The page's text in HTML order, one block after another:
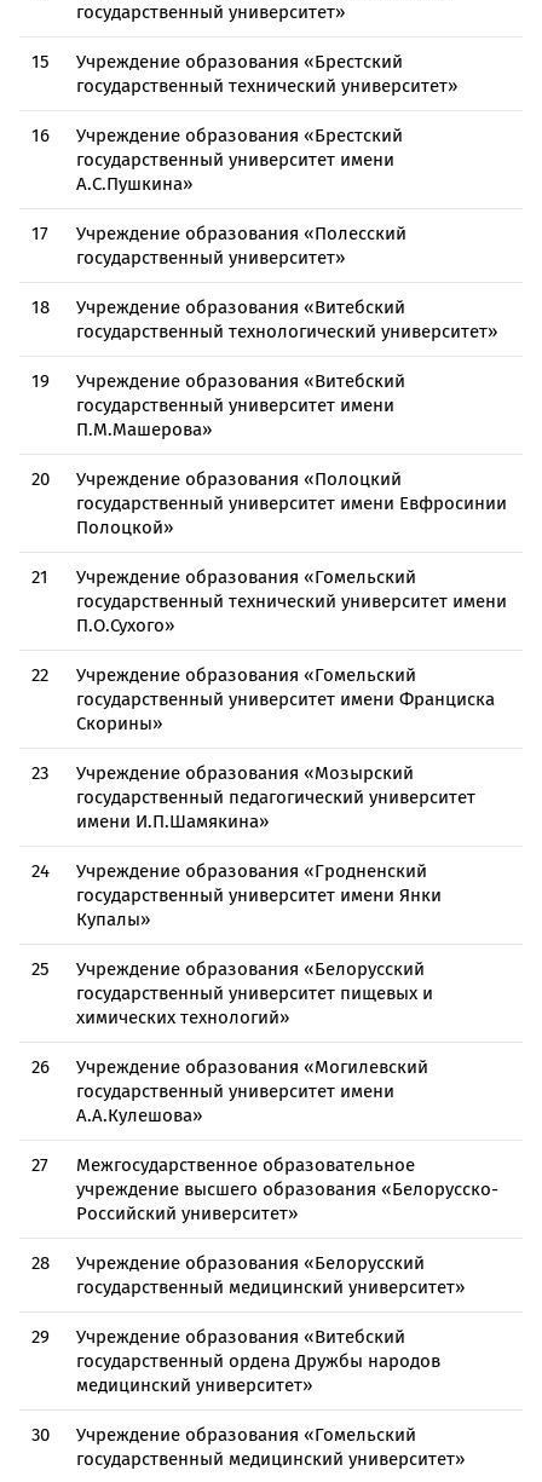
государственный университет»
15
Учреждение образования «Брестский
государственный технический университет»
16
Учреждение образования «Брестский
государственный университет имени
А.С.Пушкина»
17
Учреждение образования «Полесский
государственный университет»
18
Учреждение образования «Витебский
государственный технологический университет»
19
Учреждение образования «Витебский
государственный университет имени
П.М.Машерова»
20
Учреждение образования «Полоцкий
государственный университет имени Евфросинии
Полоцкой»
21
Учреждение образования «Гомельский
государственный технический университет имени
П.О.Сухого»
22
Учреждение образования «Гомельский
государственный университет имени Франциска
Скорины»
23
Учреждение образования «Мозырский
государственный педагогический университет
имени И.П.Шамякина»
24
Учреждение образования «Гродненский
государственный университет имени Янки
Купалы»
25
Учреждение образования «Белорусский
государственный университет пищевых и
химических технологий»
26
Учреждение образования «Могилевский
государственный университет имени
А.А.Кулешова»
27
Межгосударственное образовательное
учреждение высшего образования «Белорусско-
Российский университет»
28
Учреждение образования «Белорусский
государственный медицинский университет»
29
Учреждение образования «Витебский
государственный ордена Дружбы народов
медицинский университет»
30
Учреждение образования «Гомельский
государственный медицинский университет»